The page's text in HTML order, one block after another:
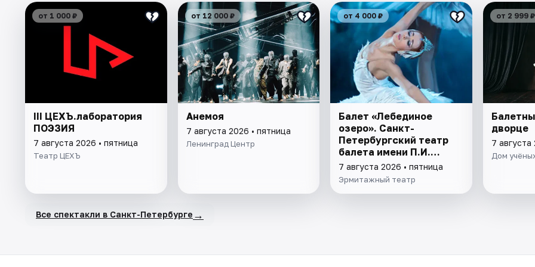
от 1 000 ₽
III ЦЕХЪ.лаборатория
ПОЭЗИЯ
7 августа 2026 • пятница
Театр ЦЕХЪ
от 12 000 ₽
Анемоя
7 августа 2026 • пятница
Ленинград Центр
от 4 000 ₽
Балет «Лебединое
озеро». Санкт-
Петербургский театр
балета имени П.И.
Чайковского
7 августа 2026 • пятница
Эрмитажный театр
от 2 999 ₽
дворце
7 августа
Дом
Все спектакли в Санкт-Петербурге →